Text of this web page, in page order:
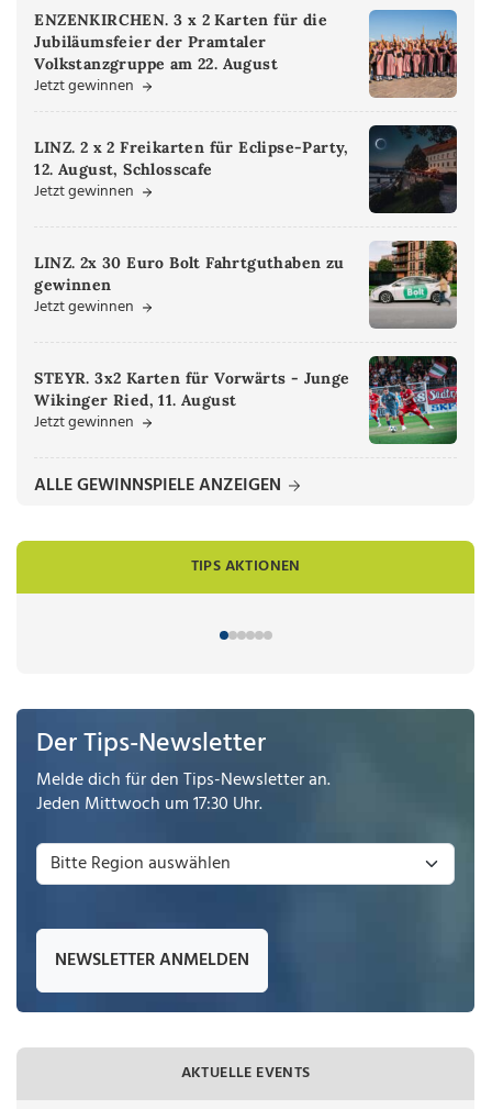
ENZENKIRCHEN. 3 x 2 Karten für die
Jubiläumsfeier der Pramtaler
Volkstanzgruppe am 22. August
Jetzt gewinnen
LINZ. 2 x 2 Freikarten für Eclipse-Party,
12. August, Schlosscafe
Jetzt gewinnen
LINZ. 2x 30 Euro Bolt Fahrtguthaben zu
gewinnen
Jetzt gewinnen
STEYR. 3x2 Karten für Vorwärts - Junge
Wikinger Ried, 11. August
Jetzt gewinnen
ALLE GEWINNSPIELE ANZEIGEN
TIPS AKTIONEN
Der Tips-Newsletter
Melde dich für den Tips-Newsletter an.
Jeden Mittwoch um 17:30 Uhr.
NEWSLETTER ANMELDEN
AKTUELLE EVENTS